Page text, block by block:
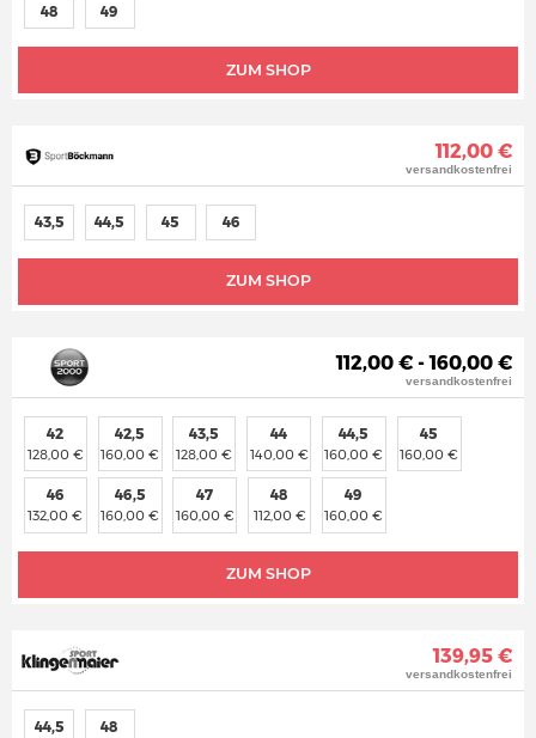
ZUM SHOP
48 49
112,00 €
versandkostenfrei
ZUM SHOP
43,5 44,5 45 46
112,00 € - 160,00 €
versandkostenfrei
ZUM SHOP
42
128,00 €
42,5
160,00 €
43,5
128,00 €
44
140,00 €
44,5
160,00 €
45
160,00 €
46
132,00 €
46,5
160,00 €
47
160,00 €
48
112,00 €
49
160,00 €
139,95 €
versandkostenfrei
44,5 48